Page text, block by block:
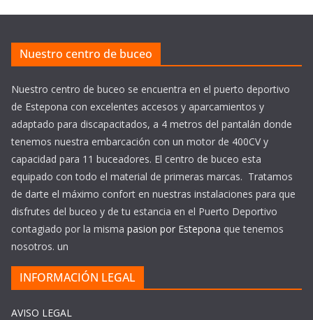
Nuestro centro de buceo
Nuestro centro de buceo se encuentra en el puerto deportivo
de Estepona con excelentes accesos y aparcamientos y
adaptado para discapacitados, a 4 metros del pantalán donde
tenemos nuestra embarcación con un motor de 400CV y
capacidad para 11 buceadores. El centro de buceo esta
equipado con todo el material de primeras marcas. Tratamos
de darte el máximo confort en nuestras instalaciones para que
disfrutes del buceo y de tu estancia en el Puerto Deportivo
contagiado por la misma pasion por Estepona que tenemos
nosotros. un
INFORMACIÓN LEGAL
AVISO LEGAL